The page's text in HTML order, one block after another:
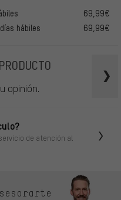
69,99€
hábiles
69,99€
opinión.
de atención al